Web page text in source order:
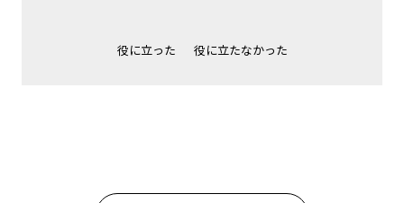
役に立った 役に立たなかった